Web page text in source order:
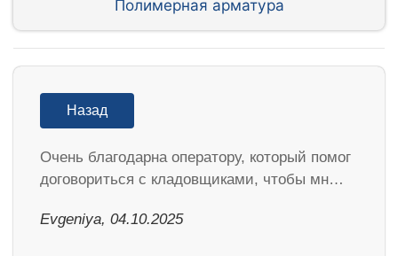
Полимерная арматура
Назад
Очень благодарна оператору, который помог
договориться с кладовщиками, чтобы мн…
Evgeniya, 04.10.2025